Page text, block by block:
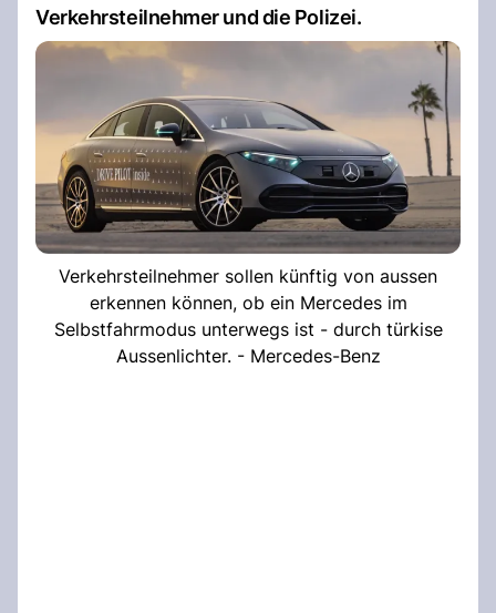
Verkehrsteilnehmer und die Polizei.
Verkehrsteilnehmer sollen künftig von aussen
erkennen können, ob ein Mercedes im
Selbstfahrmodus unterwegs ist - durch türkise
Aussenlichter. - Mercedes-Benz